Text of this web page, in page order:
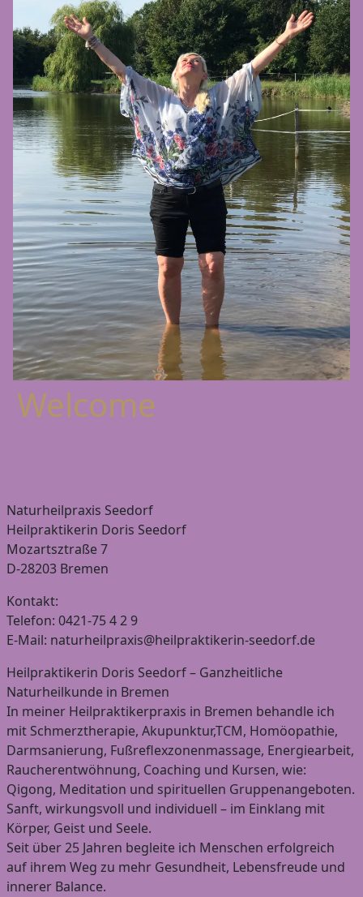
Welcome
Naturheilpraxis Seedorf
Heilpraktikerin Doris Seedorf
Mozartsztraße 7
D-28203 Bremen
Kontakt:
Telefon: 0421-75 4 2 9
E-Mail: naturheilpraxis@heilpraktikerin-seedorf.de
Heilpraktikerin Doris Seedorf – Ganzheitliche
Naturheilkunde in Bremen
In meiner Heilpraktikerpraxis in Bremen behandle ich
mit Schmerztherapie, Akupunktur,TCM, Homöopathie,
Darmsanierung, Fußreflexzonenmassage, Energiearbeit,
Raucherentwöhnung, Coaching und Kursen, wie:
Qigong, Meditation und spirituellen Gruppenangeboten.
Sanft, wirkungsvoll und individuell – im Einklang mit
Körper, Geist und Seele.
Seit über 25 Jahren begleite ich Menschen erfolgreich
auf ihrem Weg zu mehr Gesundheit, Lebensfreude und
innerer Balance.